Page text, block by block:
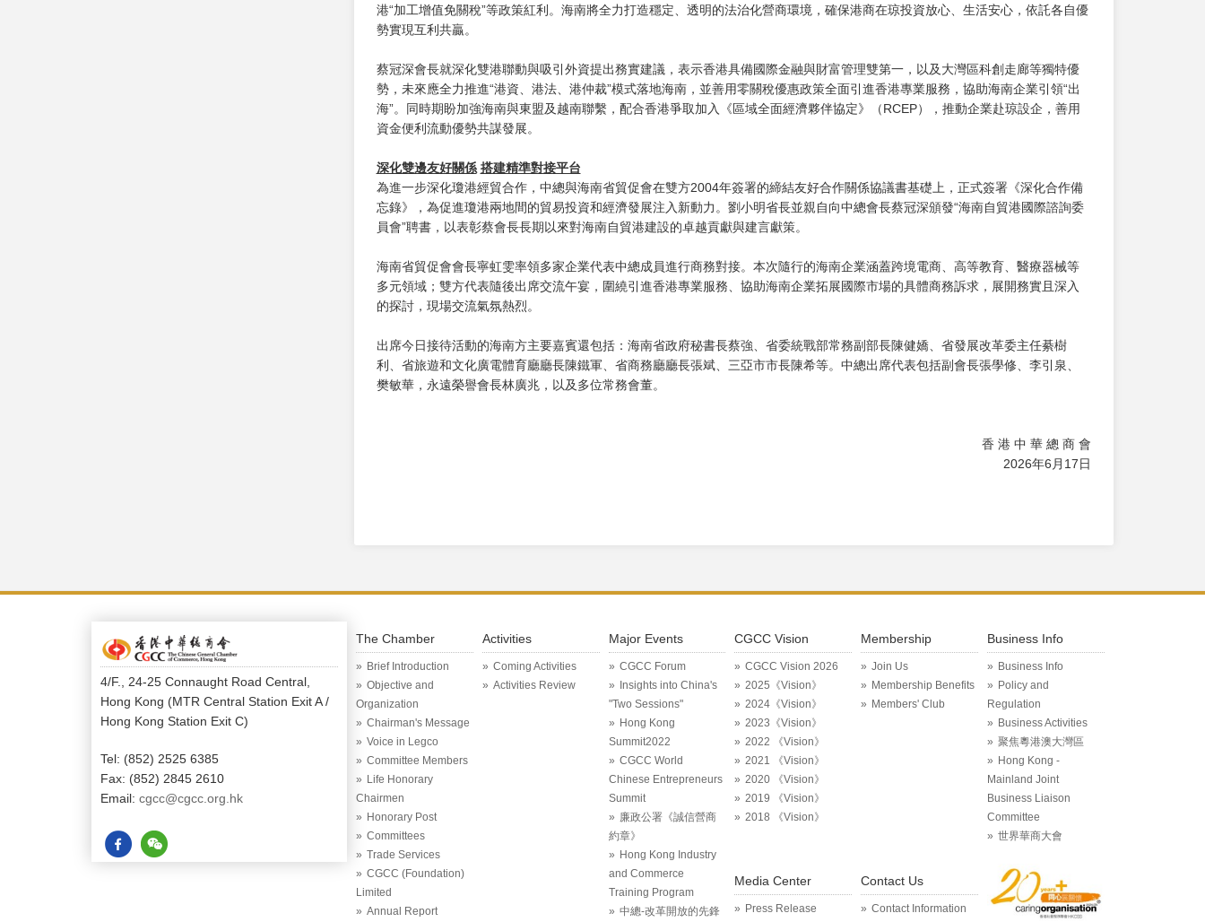
港“加工增值免關稅”等政策紅利。海南將全力打造穩定、透明的法治化營商環境，確保港商在琼投資放心、生活安心，依託各自優
勢實現互利共贏。
蔡冠深會長就深化雙港聯動與吸引外資提出務實建議，表示香港具備國際金融與財富管理雙第一，以及大灣區科創走廊等獨特優
勢，未來應全力推進“港資、港法、港仲裁”模式落地海南，並善用零關稅優惠政策全面引進香港專業服務，協助海南企業引領“出
海”。同時期盼加強海南與東盟及越南聯繫，配合香港爭取加入《區域全面經濟夥伴協定》（RCEP），推動企業赴琼設企，善用
資金便利流動優勢共謀發展。
深化雙邊友好關係 搭建精準對接平台
為進一步深化瓊港經貿合作，中總與海南省貿促會在雙方2004年簽署的締結友好合作關係協議書基礎上，正式簽署《深化合作備
忘錄》，為促進瓊港兩地間的貿易投資和經濟發展注入新動力。劉小明省長並親自向中總會長蔡冠深頒發“海南自貿港國際諮詢委
員會”聘書，以表彰蔡會長長期以來對海南自貿港建設的卓越貢獻與建言獻策。
海南省貿促會會長寧虹雯率領多家企業代表中總成員進行商務對接。本次隨行的海南企業涵蓋跨境電商、高等教育、醫療器械等
多元領域；雙方代表隨後出席交流午宴，圍繞引進香港專業服務、協助海南企業拓展國際市場的具體商務訴求，展開務實且深入
的探討，現場交流氣氛熱烈。
出席今日接待活動的海南方主要嘉賓還包括：海南省政府秘書長蔡強、省委統戰部常務副部長陳健嬌、省發展改革委主任綦樹
利、省旅遊和文化廣電體育廳廳長陳鐵軍、省商務廳廳長張斌、三亞市市長陳希等。中總出席代表包括副會長張學修、李引泉、
樊敏華，永遠榮譽會長林廣兆，以及多位常務會董。
香 港 中 華 總 商 會
2026年6月17日
4/F., 24-25 Connaught Road Central,
Hong Kong (MTR Central Station Exit A /
Hong Kong Station Exit C)
Tel: (852) 2525 6385
Fax: (852) 2845 2610
Email: cgcc@cgcc.org.hk
The Chamber
Brief Introduction
Objective and
Organization
Chairman's Message
Voice in Legco
Committee Members
Life Honorary
Chairmen
Honorary Post
Committees
Trade Services
CGCC (Foundation)
Limited
Annual Report
Activities
Coming Activities
Activities Review
Major Events
CGCC Forum
Insights into China's
"Two Sessions"
Hong Kong
Summit2022
CGCC World
Chinese Entrepreneurs
Summit
廉政公署《誠信營商
約章》
Hong Kong Industry
and Commerce
Training Program
中總-改革開放的先鋒
CGCC Vision
CGCC Vision 2026
2025《Vision》
2024《Vision》
2023《Vision》
2022 《Vision》
2021 《Vision》
2020 《Vision》
2019 《Vision》
2018 《Vision》
Membership
Join Us
Membership Benefits
Members' Club
Business Info
Business Info
Policy and
Regulation
Business Activities
聚焦粵港澳大灣區
Hong Kong -
Mainland Joint
Business Liaison
Committee
世界華商大會
Media Center
Press Release
Contact Us
Contact Information